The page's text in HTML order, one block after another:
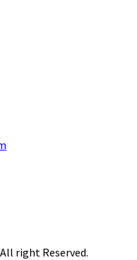
right Reserved.